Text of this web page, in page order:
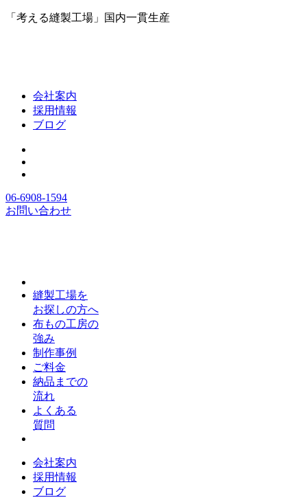
「考える縫製工場」国内一貫生産
会社案内
採用情報
ブログ
06-6908-1594
お問い合わせ
縫製工場を
お探しの方へ
布もの工房の
強み
制作事例
ご料金
納品までの
流れ
よくある
質問
会社案内
採用情報
ブログ